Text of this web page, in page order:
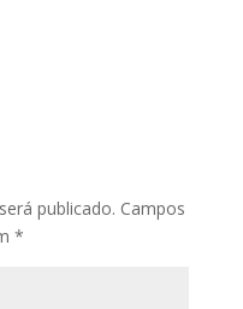
publicado. Campos
*